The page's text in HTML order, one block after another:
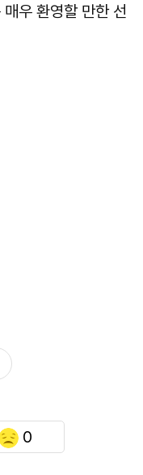
우 환영할 만한 선
0